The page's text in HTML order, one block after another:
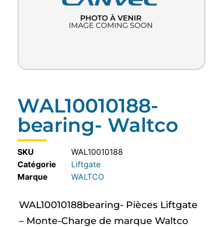
WAL10010188-
bearing- Waltco
SKU
WAL10010188
Catégorie
Liftgate
WALTCO
WAL10010188bearing- Pièces Liftgate
– Monte-Charge de marque Waltco